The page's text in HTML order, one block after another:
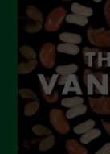
Luglio 2023
Giugno 2023
Maggio 2023
Aprile 2023
Marzo 2023